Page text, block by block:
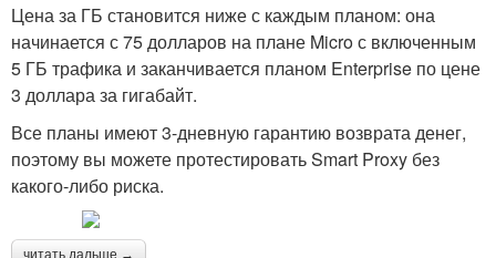
Цена за ГБ становится ниже с каждым планом: она
начинается с 75 долларов на плане Micro с включенным
5 ГБ трафика и заканчивается планом Enterprise по цене
3 доллара за гигабайт.
Все планы имеют 3-дневную гарантию возврата денег,
поэтому вы можете протестировать Smart Proxy без
какого-либо риска.
читать дальше →